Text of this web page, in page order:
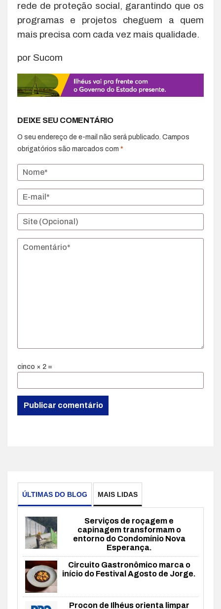
rede de proteção social, garantindo que os
programas e projetos cheguem a quem
mais precisa com cada vez mais qualidade.
por Sucom
DEIXE SEU COMENTÁRIO
O seu endereço de e-mail não será publicado. Campos
obrigatórios são marcados com *
cinco × 2 =
ÚLTIMAS DO BLOG MAIS LIDAS
Serviços de roçagem e
capinagem transformam o
entorno do Condomínio Nova
Esperança.
Circuito Gastronômico marca o
início do Festival Agosto de Jorge.
Procon de Ilhéus orienta limpar